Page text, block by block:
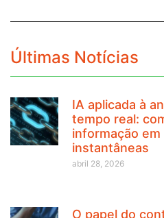
Últimas Notícias
IA aplicada à
tempo real:
informação
instantâneas
abril 28, 2026
O papel do